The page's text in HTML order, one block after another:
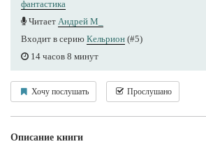
фантастика
Читает Андрей М_
Входит в серию Кельрион (#5)
14 часов 8 минут
Хочу послушать Прослушано
Описание книги